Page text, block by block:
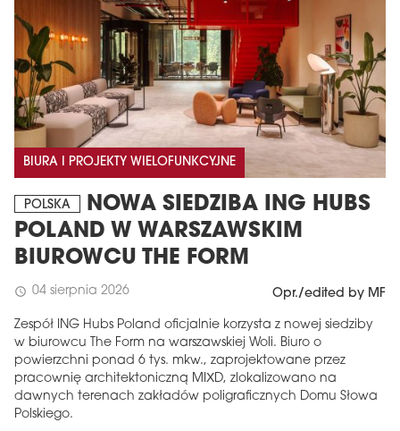
BIURA I PROJEKTY WIELOFUNKCYJNE
POLSKA
NOWA SIEDZIBA ING HUBS
POLAND W WARSZAWSKIM
BIUROWCU THE FORM
schedule 04 sierpnia 2026 Opr./edited by MF
Zespół ING Hubs Poland oficjalnie korzysta z nowej siedziby
w biurowcu The Form na warszawskiej Woli. Biuro o
powierzchni ponad 6 tys. mkw., zaprojektowane przez
pracownię architektoniczną MIXD, zlokalizowano na
dawnych terenach zakładów poligraficznych Domu Słowa
Polskiego.